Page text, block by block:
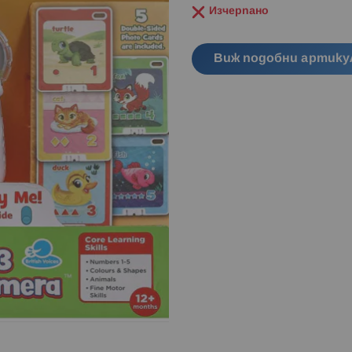
Изчерпано
Виж подобни